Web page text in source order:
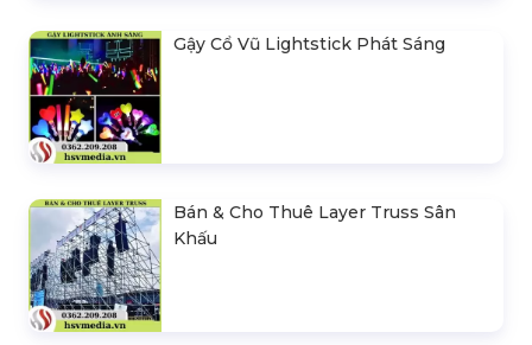
Gậy Cổ Vũ Lightstick Phát Sáng
Bán & Cho Thuê Layer Truss Sân
Khấu